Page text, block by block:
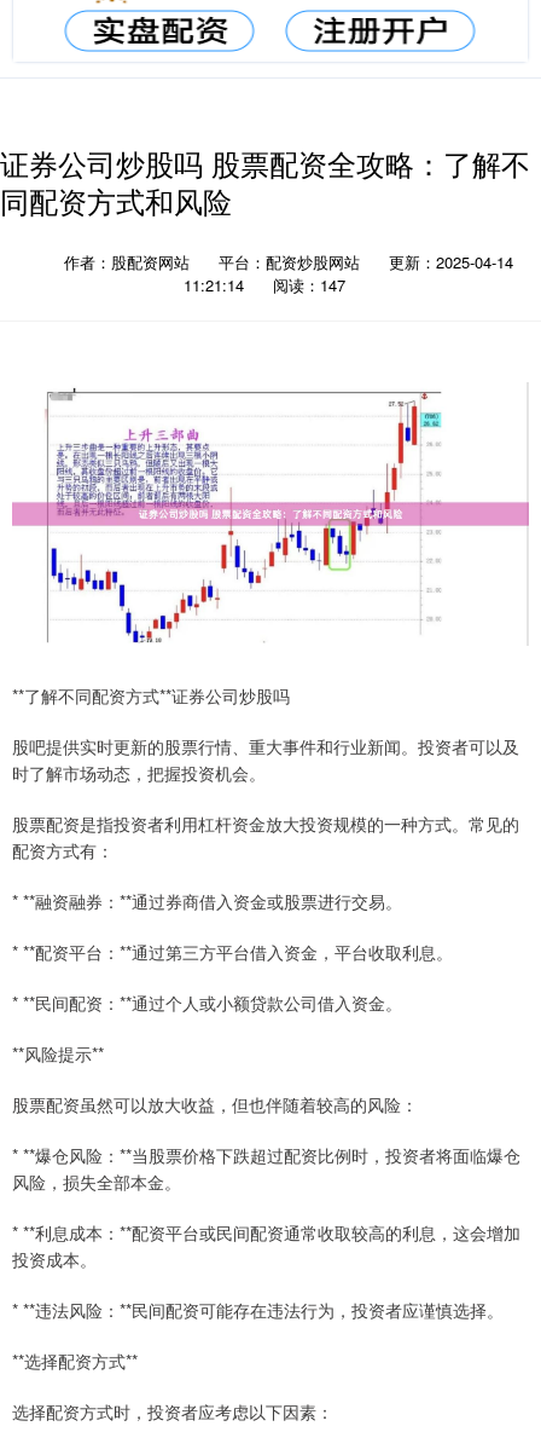
证券公司炒股吗 股票配资全攻略：了解不
同配资方式和风险
作者：股配资网站 平台：配资炒股网站
更新：2025-04-14
11:21:14
阅读：147
**了解不同配资方式**证券公司炒股吗
股吧提供实时更新的股票行情、重大事件和行业新闻。投资者可以及
时了解市场动态，把握投资机会。
股票配资是指投资者利用杠杆资金放大投资规模的一种方式。常见的
配资方式有：
* **融资融券：**通过券商借入资金或股票进行交易。
* **配资平台：**通过第三方平台借入资金，平台收取利息。
* **民间配资：**通过个人或小额贷款公司借入资金。
**风险提示**
股票配资虽然可以放大收益，但也伴随着较高的风险：
* **爆仓风险：**当股票价格下跌超过配资比例时，投资者将面临爆仓
风险，损失全部本金。
* **利息成本：**配资平台或民间配资通常收取较高的利息，这会增加
投资成本。
* **违法风险：**民间配资可能存在违法行为，投资者应谨慎选择。
**选择配资方式**
选择配资方式时，投资者应考虑以下因素：